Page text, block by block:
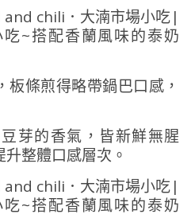
板條煎得略帶鍋巴口感，
芽的香氣，皆新鮮無腥
整體口感層次。